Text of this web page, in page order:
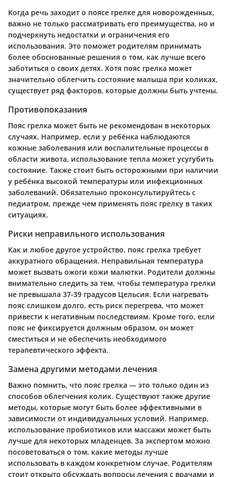
Когда речь заходит о поясе грелке для новорожденных,
важно не только рассматривать его преимущества, но и
подчеркнуть недостатки и ограничения его
использования. Это поможет родителям принимать
более обоснованные решения о том, как лучше всего
заботиться о своих детях. Хотя пояс грелка может
значительно облегчить состояние малыша при коликах,
существует ряд факторов, которые должны быть учтены.
Противопоказания
Пояс грелка может быть не рекомендован в некоторых
случаях. Например, если у ребёнка наблюдаются
кожные заболевания или воспалительные процессы в
области живота, использование тепла может усугубить
состояние. Также стоит быть осторожными при наличии
у ребёнка высокой температуры или инфекционных
заболеваний. Обязательно проконсультируйтесь с
педиатром, прежде чем применять пояс грелку в таких
ситуациях.
Риски неправильного использования
Как и любое другое устройство, пояс грелка требует
аккуратного обращения. Неправильная температура
может вызвать ожоги кожи малютки. Родители должны
внимательно следить за тем, чтобы температура грелки
не превышала 37-39 градусов Цельсия. Если нагревать
пояс слишком долго, есть риск перегрева, что может
привести к негативным последствиям. Кроме того, если
пояс не фиксируется должным образом, он может
сместиться и не обеспечить необходимого
терапевтического эффекта.
Замена другими методами лечения
Важно помнить, что пояс грелка — это только один из
способов облегчения колик. Существуют также другие
методы, которые могут быть более эффективными в
зависимости от индивидуальных условий. Например,
использование пробиотиков или массажи может быть
лучше для некоторых младенцев. За экспертом можно
посоветоваться о том, какие методы лучше
использовать в каждом конкретном случае. Родителям
стоит открыто обсуждать вопросы лечения с врачами и